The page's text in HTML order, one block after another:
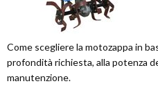
Come scegliere la motozappa in
profondità richiesta, alla potenza
manutenzione.